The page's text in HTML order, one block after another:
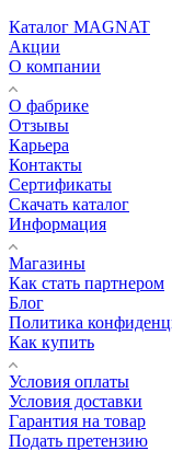
Каталог MAGNAT
Акции
О компании
О фабрике
Отзывы
Карьера
Контакты
Сертификаты
Скачать каталог
Информация
Магазины
Как стать партнером
Блог
Политика
Как купить
Условия оплаты
Условия доставки
Гарантия на товар
Подать претензию